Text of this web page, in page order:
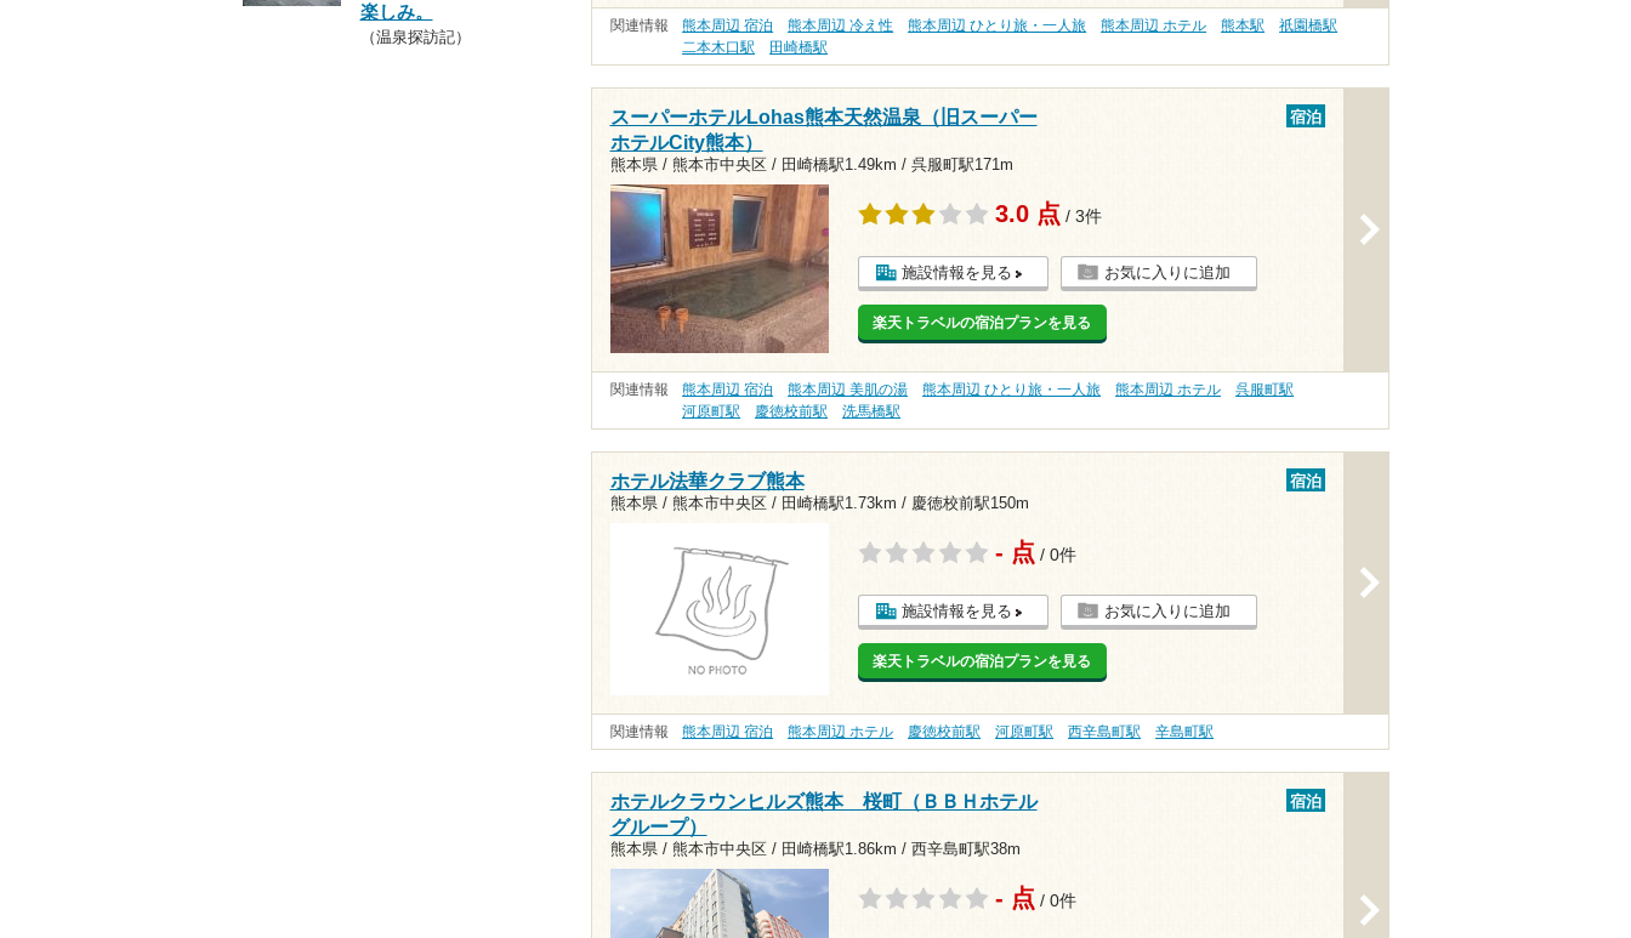
関連情報 熊本周辺 宿泊 熊本周辺 冷え性 熊本周辺 ひとり旅・一人旅 熊本周辺 ホテル 熊本駅
祇園橋駅
二本木口駅
田崎橋駅
スーパーホテルLohas熊本天然温泉（旧スーパー
ホテルCity熊本）
熊本県 / 熊本市中央区 / 田崎橋駅1.49km / 呉服町駅171m
宿泊
3.0 点 / 3件
施設情報を見る お気に入りに追加
楽天トラベルの宿泊プランを見る
関連情報 熊本周辺 宿泊 熊本周辺 美肌の湯 熊本周辺 ひとり旅・一人旅 熊本周辺 ホテル
呉服町駅
河原町駅
慶徳校前駅 洗馬橋駅
ホテル法華クラブ熊本
熊本県 / 熊本市中央区 / 田崎橋駅1.73km / 慶徳校前駅150m
宿泊
- 点 / 0件
施設情報を見る お気に入りに追加
楽天トラベルの宿泊プランを見る
関連情報 熊本周辺 宿泊 熊本周辺 ホテル 慶徳校前駅 河原町駅 西辛島町駅 辛島町駅
ホテルクラウンヒルズ熊本 桜町（ＢＢＨホテル
グループ）
熊本県 / 熊本市中央区 / 田崎橋駅1.86km / 西辛島町駅38m
宿泊
- 点 / 0件
楽しみ。
（温泉探訪記）